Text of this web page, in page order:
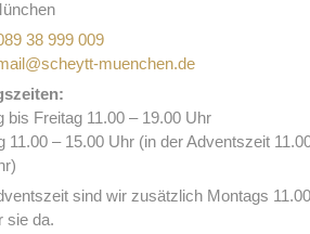
38 999 009
muenchen.de
bis Freitag 11.00 – 19.00 Uhr
11.00 – 15.00 Uhr (in der Adventszeit
sind wir zusätzlich Montags
sie da.